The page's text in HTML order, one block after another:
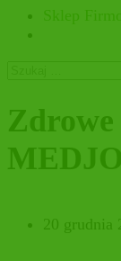
Sklep
Zdrowe
20 grudnia